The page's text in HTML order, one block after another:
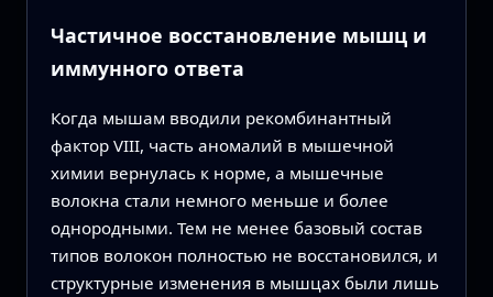
Частичное восстановление мышц и
иммунного ответа
Когда мышам вводили рекомбинантный
фактор VIII, часть аномалий в мышечной
химии вернулась к норме, а мышечные
волокна стали немного меньше и более
однородными. Тем не менее базовый состав
типов волокон полностью не восстановился, и
структурные изменения в мышцах были лишь